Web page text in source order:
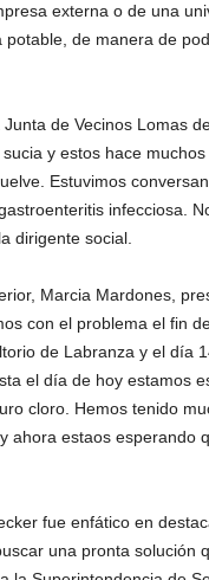
externa o de una
potable, de manera de
de Vecinos Lomas
y estos hace
Estuvimos
infecciosa.
dirigente social.
Marcia Mardones,
con el problema el fin
de Labranza y el día
el día de hoy estamos
cloro. Hemos tenido
ahora estaos esperando
fue enfático en
una pronta solución